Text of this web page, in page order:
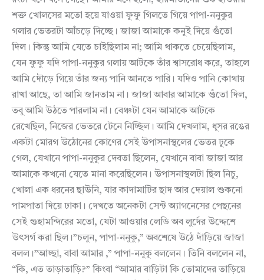
শক্ত খোলসের মতো হয়ে যাওয়া ফুফু গিলতে গিয়ে পাপা-ননুকুর
গলার ভেতরটা আঁচড়ে দিচ্ছে। জাজা আমাকে কনুই দিয়ে গুঁতো
দিল। কিন্তু আমি যেতে চাইছিলাম না; আমি থাকতে চেয়েছিলাম,
যেন ফুফু যদি পাপা-ননুকুর গলায় আটকে তাঁর শ্বাসরোধ করে, তাহলে
আমি দৌড়ে গিয়ে তাঁর জন্য পানি আনতে পারি। যদিও পানি কোথায়
রাখা আছে, তা আমি জানতাম না। জাজা আবার আমাকে গুঁতো দিল,
তবু আমি উঠতে পারলাম না। বেঞ্চটা যেন আমাকে আটকে
রেখেছিল, নিজের ভেতরে টেনে নিচ্ছিল। আমি দেখলাম, ধূসর রঙের
একটা মোরগ উঠোনের কোণের সেই উপাসনাস্থলের ভেতর ঢুকে
গেল, যেখানে পাপা-ননুকুর দেবতা ছিলেন, যেখানে বাবা জাজা আর
আমাকে কখনো যেতে মানা করেছিলেন। উপাসনাস্থলটা ছিল নিচু,
খোলা এক ধরনের ছাউনি, যার কাদামাটির ছাদ আর দেয়াল শুকনো
পামপাতা দিয়ে ঢাকা। দেখতে অনেকটা সেন্ট অ্যাগনেসের পেছনের
সেই গুহামন্দিরের মতো, যেটা আওয়ার লেডি অব লুর্দের উদ্দেশে
উৎসর্গ করা ছিল।”চলুন, পাপা-ননুকু,” অবশেষে উঠে দাঁড়িয়ে জাজা
বলল।”আচ্ছা, বাবা আমার ,” পাপা-ননুকু বললেন। তিনি বললেন না,
“কি, এত তাড়াতাড়ি?” কিংবা “আমার বাড়িটা কি তোমাদের তাড়িয়ে